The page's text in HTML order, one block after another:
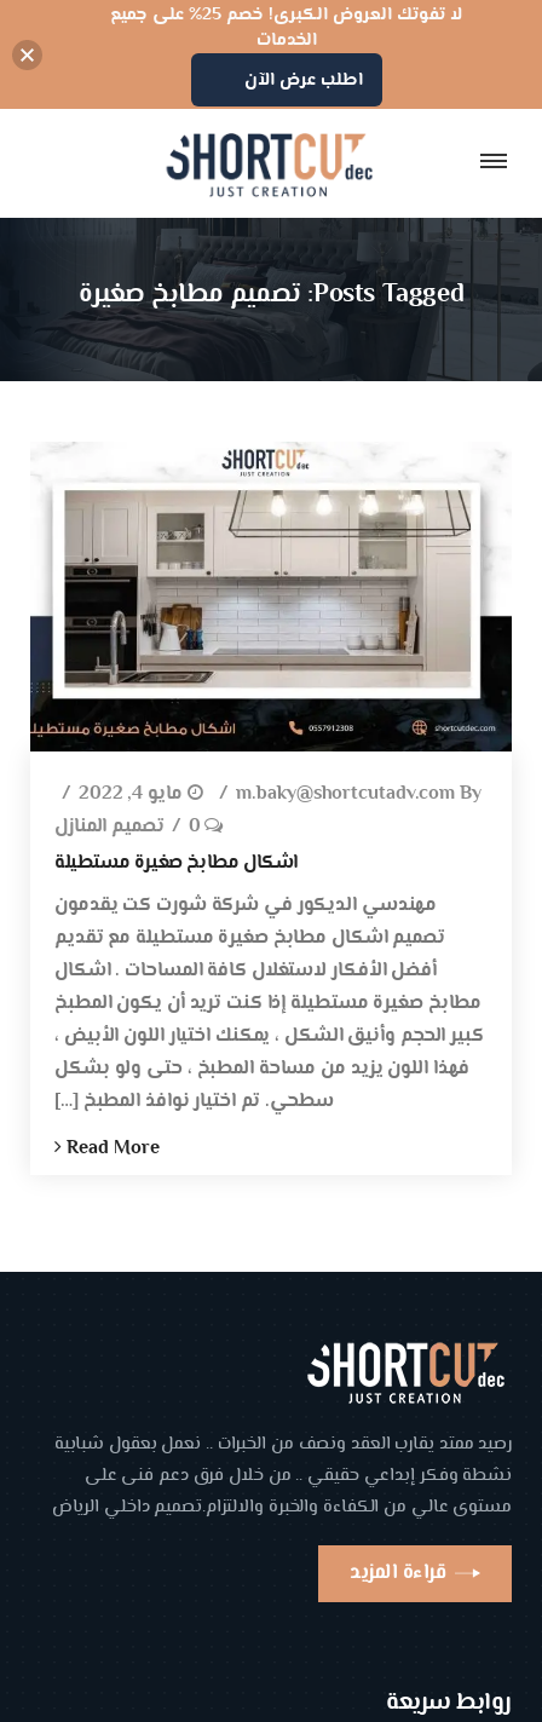
Posts Tagged: تصميم مطابخ صغيرة
By
m.baky@shortcutadv.com
مايو 4, 2022
0
تصميم المنازل
اشكال مطابخ صغيرة مستطيلة
مهندسي الديكور في شركة شورت كت يقدمون
تصميم اشكال مطابخ صغيرة مستطيلة مع تقديم
أفضل الأفكار لاستغلال كافة المساحات . اشكال
مطابخ صغيرة مستطيلة إذا كنت تريد أن يكون المطبخ
كبير الحجم وأنيق الشكل ، يمكنك اختيار اللون الأبيض ،
فهذا اللون يزيد من مساحة المطبخ ، حتى ولو بشكل
سطحي. تم اختيار نوافذ المطبخ […]
Read More
رصيد ممتد يقارب العقد ونصف من الخبرات .. نعمل بعقول شبابية
نشطة وفكر إبداعي حقيقي .. من خلال فرق دعم فنى على
مستوى عالي من الكفاءة والخبرة والالتزام.تصميم داخلي الرياض
قراءة المزيد
روابط سريعة
لا تفوتك العروض الكبرى! خصم 25% على جميع
الخدمات
اطلب عرض الآن